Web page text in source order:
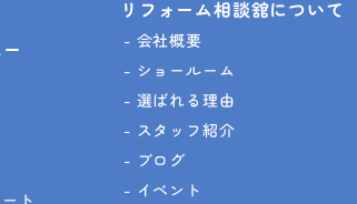
リフォーム相談舘について
会社概要
ショールーム
選ばれる理由
スタッフ紹介
ブログ
イベント